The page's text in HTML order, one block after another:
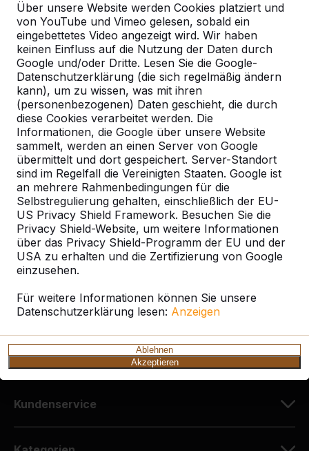
Über unsere Website werden Cookies platziert und
von YouTube und Vimeo gelesen, sobald ein
eingebettetes Video angezeigt wird. Wir haben
keinen Einfluss auf die Nutzung der Daten durch
Google und/oder Dritte. Lesen Sie die Google-
Datenschutzerklärung (die sich regelmäßig ändern
kann), um zu wissen, was mit ihren
(personenbezogenen) Daten geschieht, die durch
diese Cookies verarbeitet werden. Die
Informationen, die Google über unsere Website
sammelt, werden an einen Server von Google
übermittelt und dort gespeichert. Server-Standort
sind im Regelfall die Vereinigten Staaten. Google ist
an mehrere Rahmenbedingungen für die
Selbstregulierung gehalten, einschließlich der EU-
US Privacy Shield Framework. Besuchen Sie die
Privacy Shield-Website, um weitere Informationen
über das Privacy Shield-Programm der EU und der
USA zu erhalten und die Zertifizierung von Google
einzusehen.
Für weitere Informationen können Sie unsere
Datenschutzerklärung lesen: Anzeigen
Ablehnen
Akzeptieren
Zie ook
Korschenbroich Neuss
Kontakt
HeBlad Deutschland
Diekerstraße 97
42781 Haan
Deutschland
+49 212 934 77 25
info@HeBlad.de
Kundenservice